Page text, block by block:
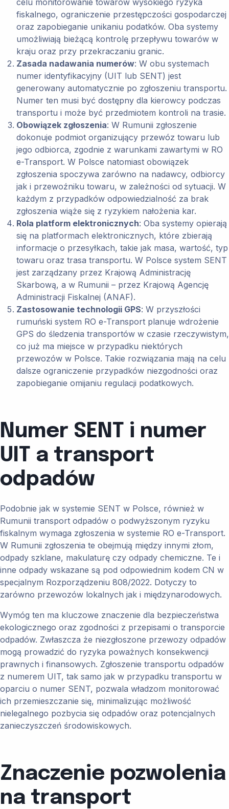
celu monitorowanie towarów wysokiego ryzyka
fiskalnego, ograniczenie przestępczości gospodarczej
oraz zapobieganie unikaniu podatków. Oba systemy
umożliwiają bieżącą kontrolę przepływu towarów w
kraju oraz przy przekraczaniu granic.
Zasada nadawania numerów: W obu systemach
numer identyfikacyjny (UIT lub SENT) jest
generowany automatycznie po zgłoszeniu transportu.
Numer ten musi być dostępny dla kierowcy podczas
transportu i może być przedmiotem kontroli na trasie.
Obowiązek zgłoszenia: W Rumunii zgłoszenie
dokonuje podmiot organizujący przewóz towaru lub
jego odbiorca, zgodnie z warunkami zawartymi w RO
e-Transport. W Polsce natomiast obowiązek
zgłoszenia spoczywa zarówno na nadawcy, odbiorcy
jak i przewoźniku towaru, w zależności od sytuacji. W
każdym z przypadków odpowiedzialność za brak
zgłoszenia wiąże się z ryzykiem nałożenia kar​.​
Rola platform elektronicznych: Oba systemy opierają
się na platformach elektronicznych, które zbierają
informacje o przesyłkach, takie jak masa, wartość, typ
towaru oraz trasa transportu. W Polsce system SENT
jest zarządzany przez Krajową Administrację
Skarbową, a w Rumunii – przez Krajową Agencję
Administracji Fiskalnej (ANAF)​.
Zastosowanie technologii GPS: W przyszłości
rumuński system RO e-Transport planuje wdrożenie
GPS do śledzenia transportów w czasie rzeczywistym,
co już ma miejsce w przypadku niektórych
przewozów w Polsce. Takie rozwiązania mają na celu
dalsze ograniczenie przypadków niezgodności oraz
zapobieganie omijaniu regulacji podatkowych​.
Numer SENT i numer
UIT a transport
odpadów
Podobnie jak w systemie SENT w Polsce, również w
Rumunii transport odpadów o podwyższonym ryzyku
fiskalnym wymaga zgłoszenia w systemie RO e-Transport.
W Rumunii zgłoszenia te obejmują między innymi złom,
odpady szklane, makulaturę czy odpady chemiczne. Te i
inne odpady wskazane są pod odpowiednim kodem CN w
specjalnym Rozporządzeniu 808/2022. Dotyczy to
zarówno przewozów lokalnych jak i międzynarodowych.
Wymóg ten ma kluczowe znaczenie dla bezpieczeństwa
ekologicznego oraz zgodności z przepisami o transporcie
odpadów. Zwłaszcza że niezgłoszone przewozy odpadów
mogą prowadzić do ryzyka poważnych konsekwencji
prawnych i finansowych. Zgłoszenie transportu odpadów
z numerem UIT, tak samo jak w przypadku transportu w
oparciu o numer SENT, pozwala władzom monitorować
ich przemieszczanie się, minimalizując możliwość
nielegalnego pozbycia się odpadów oraz potencjalnych
zanieczyszczeń środowiskowych.
Znaczenie pozwolenia
na transport